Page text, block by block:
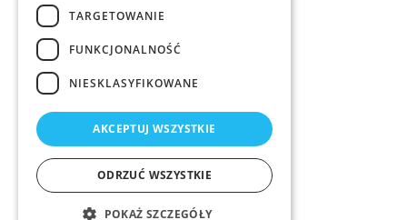
TARGETOWANIE
FUNKCJONALNOŚĆ
NIESKLASYFIKOWANE
AKCEPTUJ WSZYSTKIE
ODRZUĆ WSZYSTKIE
POKAŻ SZCZEGÓŁY